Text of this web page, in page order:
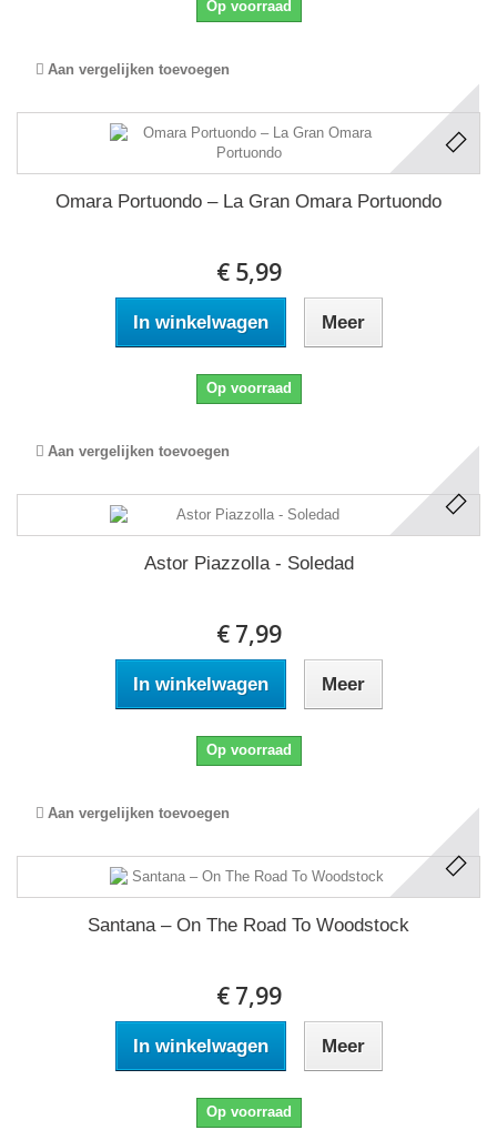
Op voorraad
Aan vergelijken toevoegen
Omara Portuondo ‎– La Gran Omara Portuondo
€ 5,99
In winkelwagen Meer
Op voorraad
Aan vergelijken toevoegen
Astor Piazzolla - Soledad
€ 7,99
In winkelwagen Meer
Op voorraad
Aan vergelijken toevoegen
Santana ‎– On The Road To Woodstock
€ 7,99
In winkelwagen Meer
Op voorraad